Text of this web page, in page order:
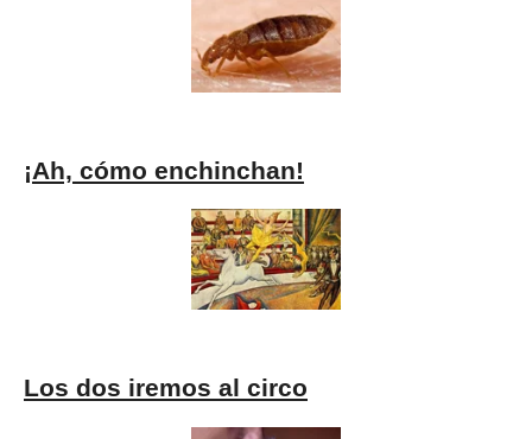
¡Ah, cómo enchinchan!
Los dos iremos al circo